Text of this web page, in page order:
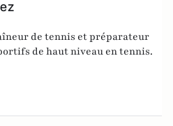
de tennis et préparateur
de haut niveau en tennis.